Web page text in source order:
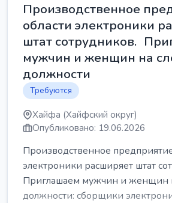
Производственное
области электроники
штат сотрудников.
мужчин и женщин на
должности
Требуются
Хайфа (Хайфский округ)
Опубликовано: 19.06.2026
Производственное
электроники расширяет штат
Приглашаем мужчин и женщин
должности: сборщики